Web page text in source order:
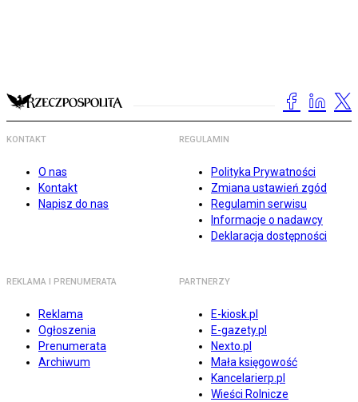
KONTAKT
O nas
Kontakt
Napisz do nas
REGULAMIN
Polityka Prywatności
Zmiana ustawień zgód
Regulamin serwisu
Informacje o nadawcy
Deklaracja dostępności
REKLAMA I PRENUMERATA
Reklama
Ogłoszenia
Prenumerata
Archiwum
PARTNERZY
E-kiosk.pl
E-gazety.pl
Nexto.pl
Mała księgowość
Kancelarierp.pl
Wieści Rolnicze